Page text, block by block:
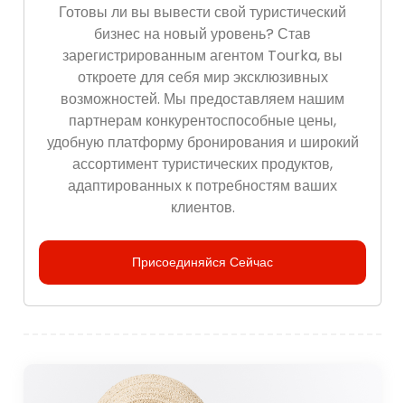
Готовы ли вы вывести свой туристический
бизнес на новый уровень? Став
зарегистрированным агентом Tourka, вы
откроете для себя мир эксклюзивных
возможностей. Мы предоставляем нашим
партнерам конкурентоспособные цены,
удобную платформу бронирования и широкий
ассортимент туристических продуктов,
адаптированных к потребностям ваших
клиентов.
Присоединяйся Сейчас